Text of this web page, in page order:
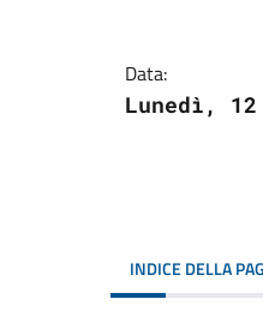
Data:
Lunedì, 12
INDICE DELLA